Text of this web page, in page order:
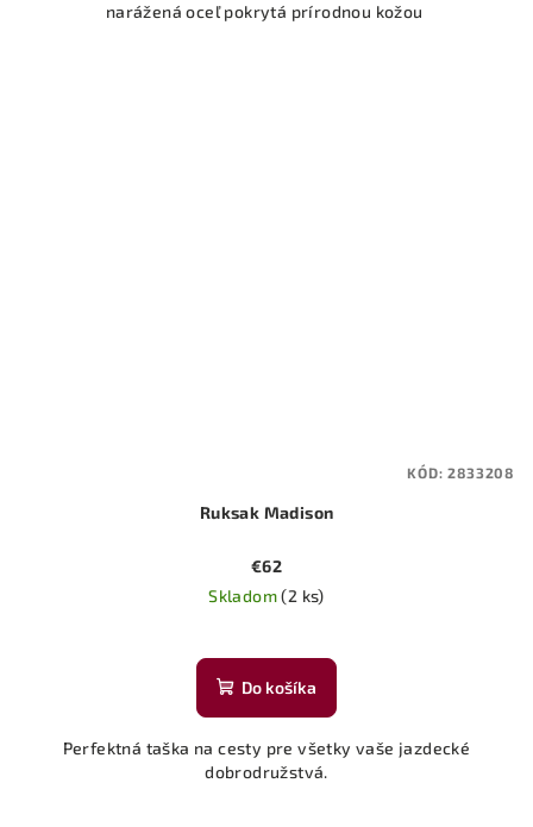
narážená oceľ pokrytá prírodnou kožou
Ruksak Madison
€62
Skladom(2 ks)
hodnotenie
produktu
z
5
Do košíka
Perfektná taška na cesty pre všetky vaše jazdecké
dobrodružstvá.
KÓD:2833208